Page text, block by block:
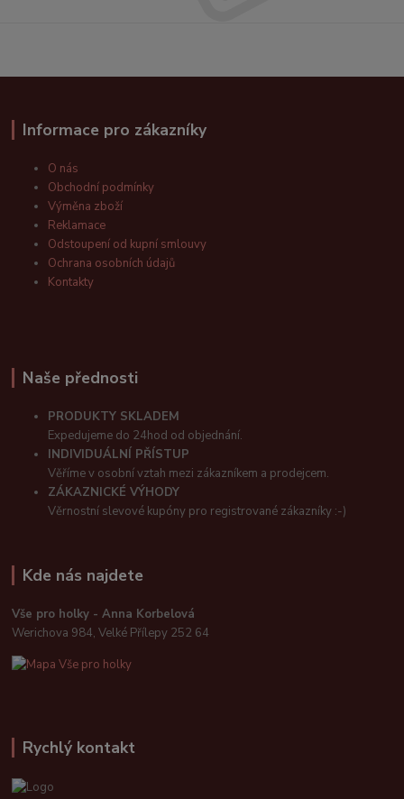
Informace pro zákazníky
O nás
Obchodní podmínky
Výměna zboží
Reklamace
Odstoupení od kupní smlouvy
Ochrana osobních údajů
Kontakty
Naše přednosti
PRODUKTY SKLADEM
Expedujeme do 24hod od objednání.
INDIVIDUÁLNÍ PŘÍSTUP
Věříme v osobní vztah mezi zákazníkem a prodejcem.
ZÁKAZNICKÉ VÝHODY
Věrnostní slevové kupóny pro registrované zákazníky :-)
Kde nás najdete
Vše pro holky - Anna Korbelová
Werichova 984, Velké Přílepy 252 64
Rychlý kontakt